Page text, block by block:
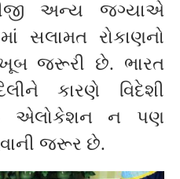
અન્ય જગ્યાએ
સલામત રોકાણનો
ખૂબ જરૂરી છે. ભારત
કારણે વિદેશી
એલોકેશન ન પણ
જરૂર છે.